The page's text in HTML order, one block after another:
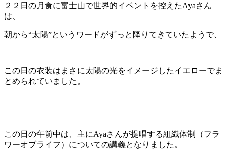
２２日の月食に富士山で世界的イベントを控えたAyaさん
は、
朝から“太陽”というワードがずっと降りてきていたようで、
この日の衣装はまさに太陽の光をイメージしたイエローでま
とめられていました。
この日の午前中は、主にAyaさんが提唱する組織体制（フラ
ワーオブライフ）についての講義となりました。